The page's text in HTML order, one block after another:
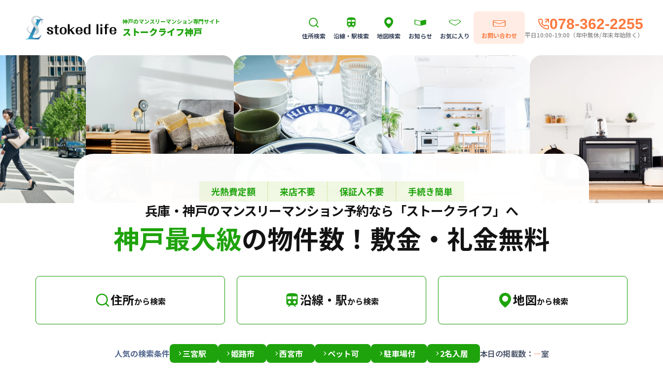
神戸のマンスリーマンション専門サイト
ストークライフ神戸 住所検索 沿線・駅検索 地図検索 お知らせ お気に入り お問い合わせ
078-362-2255
平日10:00-19:00（年中無休/年末年始除く）
光熱費定額 来店不要 保証人不要 手続き簡単
兵庫・神戸のマンスリーマンション予約なら 「ストークライフ」へ
神戸最大級の物件数！ 敷金・礼金無料
住所から検索 沿線・駅から検索 地図から検索
人気の検索条件 三宮駅 姫路市 西宮市 ペット可 駐車場付 2名入居 本日の掲載数： —室